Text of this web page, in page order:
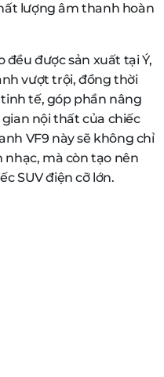
lượng âm thanh hoàn
đều được sản xuất tại Ý,
vượt trội, đồng thời
tế, góp phần nâng
nội thất của chiếc
VF9 này sẽ không chỉ
nhạc, mà còn tạo nên
SUV điện cỡ lớn.